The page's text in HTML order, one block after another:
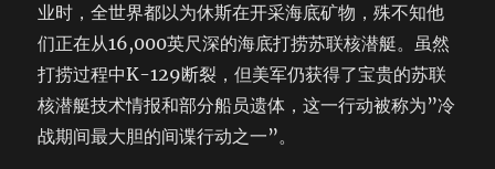
业时，全世界都以为休斯在开采海底矿物，殊不知他
们正在从16,000英尺深的海底打捞苏联核潜艇。虽然
打捞过程中K-129断裂，但美军仍获得了宝贵的苏联
核潜艇技术情报和部分船员遗体，这一行动被称为”冷
战期间最大胆的间谍行动之一”。